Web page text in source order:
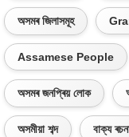
অসমৰ জিলাসমূহ
Assamese People
অসমৰ জনপ্ৰিয় লোক
অসমীয়া শব্দ বাক্য